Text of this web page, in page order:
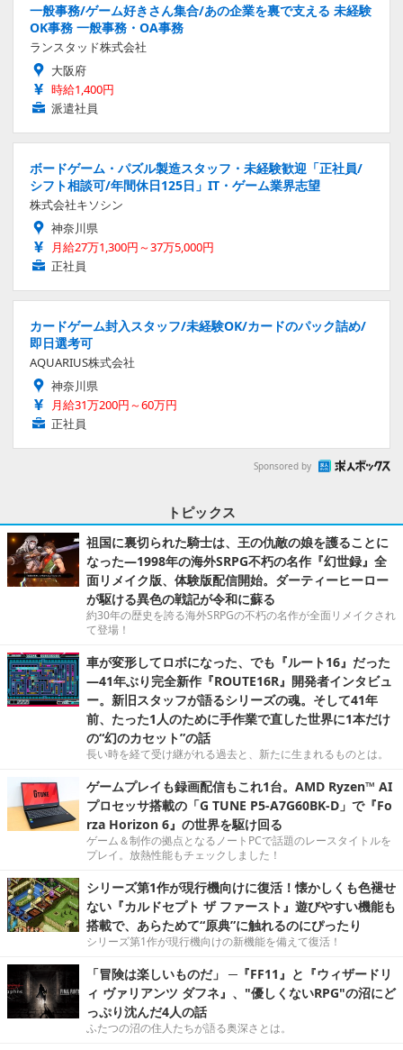
一般事務/ゲーム好きさん集合/あの企業を裏で支える 未経験
OK事務 一般事務・OA事務
ランスタッド株式会社
大阪府
時給1,400円
派遣社員
ボードゲーム・パズル製造スタッフ・未経験歓迎「正社員/
シフト相談可/年間休日125日」IT・ゲーム業界志望
株式会社キソシン
神奈川県
月給27万1,300円～37万5,000円
正社員
カードゲーム封入スタッフ/未経験OK/カードのパック詰め/
即日選考可
AQUARIUS株式会社
神奈川県
月給31万200円～60万円
正社員
Sponsored by
トピックス
祖国に裏切られた騎士は、王の仇敵の娘を護ることに
なった―1998年の海外SRPG不朽の名作『幻世録』全
面リメイク版、体験版配信開始。ダーティーヒーロー
が駆ける異色の戦記が令和に蘇る
約30年の歴史を誇る海外SRPGの不朽の名作が全面リメイクされ
て登場！
車が変形してロボになった、でも『ルート16』だった
―41年ぶり完全新作『ROUTE16R』開発者インタビュ
ー。新旧スタッフが語るシリーズの魂。そして41年
前、たった1人のために手作業で直した世界に1本だけ
の“幻のカセット”の話
長い時を経て受け継がれる過去と、新たに生まれるものとは。
ゲームプレイも録画配信もこれ1台。AMD Ryzen™ AI
プロセッサ搭載の「G TUNE P5-A7G60BK-D」で『Fo
rza Horizon 6』の世界を駆け回る
ゲーム＆制作の拠点となるノートPCで話題のレースタイトルを
プレイ。放熱性能もチェックしました！
シリーズ第1作が現行機向けに復活！懐かしくも色褪せ
ない『カルドセプト ザ ファースト』遊びやすい機能も
搭載で、あらためて“原典”に触れるのにぴったり
シリーズ第1作が現行機向けの新機能を備えて復活！
「冒険は楽しいものだ」 ─『FF11』と『ウィザードリ
ィ ヴァリアンツ ダフネ』、"優しくないRPG"の沼にど
っぷり沈んだ4人の話
ふたつの沼の住人たちが語る奥深さとは。